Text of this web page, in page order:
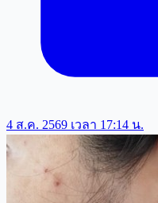
4 ส.ค. 2569 เวลา 17:14 น.